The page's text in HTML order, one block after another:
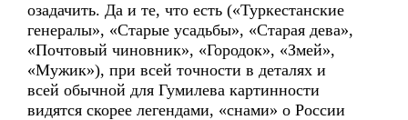
озадачить. Да и те, что есть («Туркестанские
генералы», «Старые усадьбы», «Старая дева»,
«Почтовый чиновник», «Городок», «Змей»,
«Мужик»), при всей точности в деталях и
всей обычной для Гумилева картинности
видятся скорее легендами, «снами» о России